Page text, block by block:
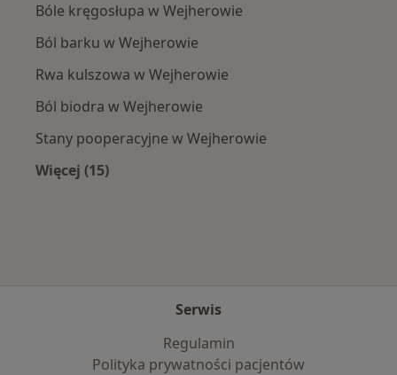
Bóle kręgosłupa w Wejherowie
Ból barku w Wejherowie
Rwa kulszowa w Wejherowie
Ból biodra w Wejherowie
Stany pooperacyjne w Wejherowie
Więcej (15)
Serwis
Regulamin
Polityka prywatności pacjentów